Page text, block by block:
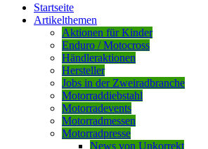
Startseite
Artikelthemen
Aktionen für Kinder
Enduro / Motocross
Händleraktionen
Hersteller
Jobs in der Zweiradbranche
Motorraddiebstahl
Motorradevents
Motorradmessen
Motorradpresse
News von Unkorrekt